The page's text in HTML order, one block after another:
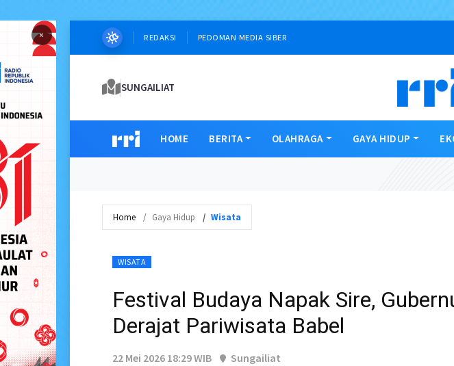
× REDAKSI PEDOMAN MEDIA SIBER
SUNGAILIAT
HOME BERITA OLAHRAGA GAYA HIDUP
Home Gaya Hidup Wisata
WISATA
Festival Budaya Napak Sire,
Derajat Pariwisata Babel
22 Mei 2026 18:29 WIB
Sungailiat